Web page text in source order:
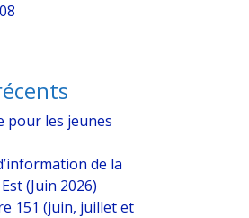
pour les jeunes
de la
(Juin 2026)
151 (juin, juillet et